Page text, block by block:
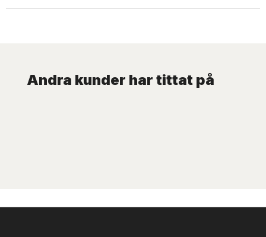
Andra kunder har tittat på